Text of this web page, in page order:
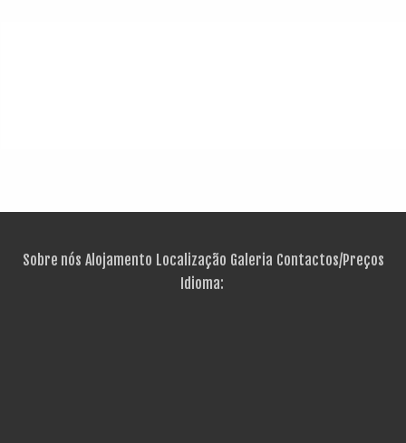
Sobre nós Alojamento Localização Galeria Contactos/Preços
Idioma: